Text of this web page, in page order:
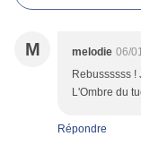
M melodie 06/
Rebussssss
L'Ombre du
Répondre